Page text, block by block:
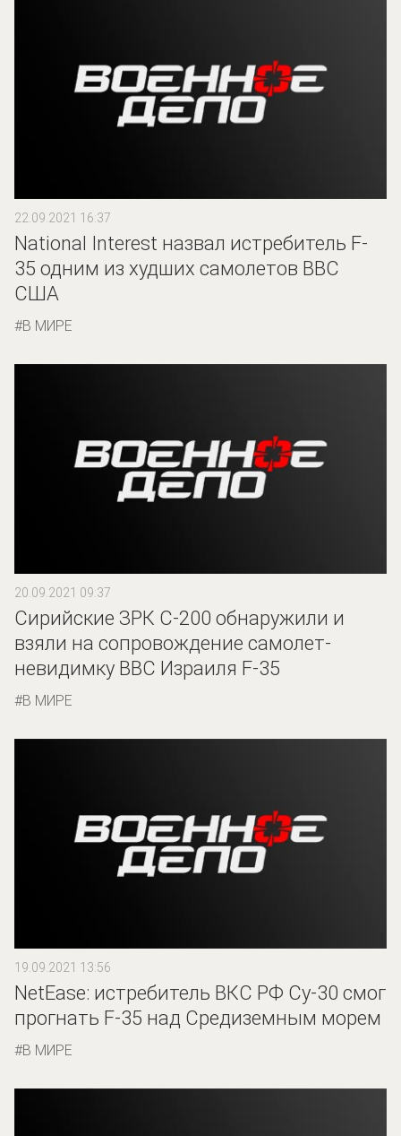
22.09.2021 16:37
National Interest назвал истребитель F-
35 одним из худших самолетов ВВС
США
В МИРЕ
20.09.2021 09:37
Сирийские ЗРК С-200 обнаружили и
взяли на сопровождение самолет-
невидимку ВВС Израиля F-35
В МИРЕ
19.09.2021 13:56
NetEase: истребитель ВКС РФ Су-30 смог
прогнать F-35 над Средиземным морем
В МИРЕ